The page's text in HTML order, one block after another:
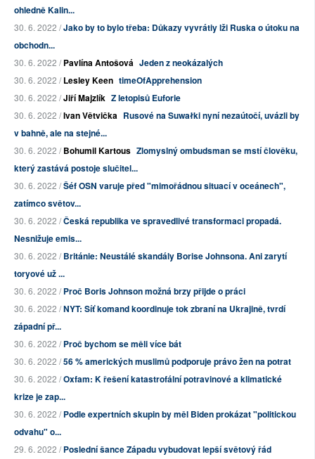
ohledně Kalin...
30. 6. 2022 /Jako by to bylo třeba: Důkazy vyvrátiy lži Ruska o útoku na
obchodn...
30. 6. 2022 /Pavlína Antošová Jeden z neokázalých
30. 6. 2022 /Lesley Keen timeOfApprehension
30. 6. 2022 /Jiří Majzlík Z letopisů Euforie
30. 6. 2022 /Ivan Větvička Rusové na Suwałki nyní nezaútočí, uvázli by
v bahně, ale na stejné...
30. 6. 2022 /Bohumil Kartous Zlomyslný ombudsman se mstí člověku,
který zastává postoje slučitel...
30. 6. 2022 /Šéf OSN varuje před "mimořádnou situací v oceánech",
zatímco světov...
30. 6. 2022 /Česká republika ve spravedlivé transformaci propadá.
Nesnižuje emis...
30. 6. 2022 /Británie: Neustálé skandály Borise Johnsona. Ani zarytí
toryové už ...
30. 6. 2022 /Proč Boris Johnson možná brzy přijde o práci
30. 6. 2022 /NYT: Síť komand koordinuje tok zbraní na Ukrajině, tvrdí
západní př...
30. 6. 2022 /Proč bychom se měli více bát
30. 6. 2022 /56 % amerických muslimů podporuje právo žen na potrat
30. 6. 2022 /Oxfam: K řešení katastrofální potravinové a klimatické
krize je zap...
30. 6. 2022 /Podle expertních skupin by měl Biden prokázat "politickou
odvahu" o...
29. 6. 2022 /Poslední šance Západu vybudovat lepší světový řád